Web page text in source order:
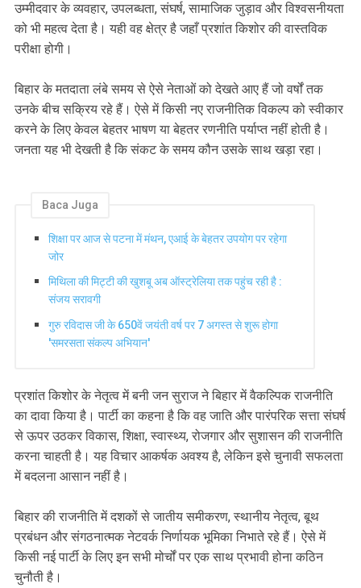
उम्मीदवार के व्यवहार, उपलब्धता, संघर्ष, सामाजिक जुड़ाव और विश्वसनीयता
को भी महत्व देता है। यही वह क्षेत्र है जहाँ प्रशांत किशोर की वास्तविक
परीक्षा होगी।
बिहार के मतदाता लंबे समय से ऐसे नेताओं को देखते आए हैं जो वर्षों तक
उनके बीच सक्रिय रहे हैं। ऐसे में किसी नए राजनीतिक विकल्प को स्वीकार
करने के लिए केवल बेहतर भाषण या बेहतर रणनीति पर्याप्त नहीं होती है।
जनता यह भी देखती है कि संकट के समय कौन उसके साथ खड़ा रहा।
Baca Juga
शिक्षा पर आज से पटना में मंथन, एआई के बेहतर उपयोग पर रहेगा
जोर
मिथिला की मिट्टी की खुशबू अब ऑस्ट्रेलिया तक पहुंच रही है :
संजय सरावगी
गुरु रविदास जी के 650वें जयंती वर्ष पर 7 अगस्त से शुरू होगा
'समरसता संकल्प अभियान'
प्रशांत किशोर के नेतृत्व में बनी जन सुराज ने बिहार में वैकल्पिक राजनीति
का दावा किया है। पार्टी का कहना है कि वह जाति और पारंपरिक सत्ता संघर्ष
से ऊपर उठकर विकास, शिक्षा, स्वास्थ्य, रोजगार और सुशासन की राजनीति
करना चाहती है। यह विचार आकर्षक अवश्य है, लेकिन इसे चुनावी सफलता
में बदलना आसान नहीं है।
बिहार की राजनीति में दशकों से जातीय समीकरण, स्थानीय नेतृत्व, बूथ
प्रबंधन और संगठनात्मक नेटवर्क निर्णायक भूमिका निभाते रहे हैं। ऐसे में
किसी नई पार्टी के लिए इन सभी मोर्चों पर एक साथ प्रभावी होना कठिन
चुनौती है।